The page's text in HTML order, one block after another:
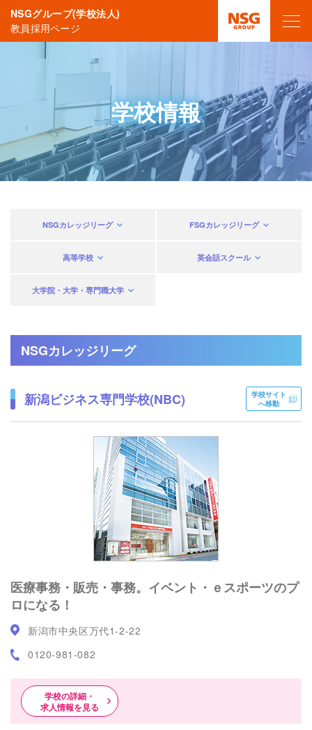
NSGグループ(学校法人)
教員採用ページ
学校情報
NSGカレッジリーグ FSGカレッジリーグ
高等学校 英会話スクール
大学院・大学・専門職大学
NSGカレッジリーグ
新潟ビジネス専門学校(NBC)
学校サイト
へ移動
医療事務・販売・事務。イベント・ｅスポーツのプ
ロになる！
新潟市中央区万代1-2-22
0120-981-082
学校の詳細・
求人情報を見る